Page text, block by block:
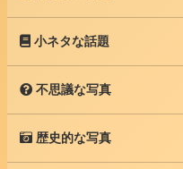
小ネタな話題
不思議な写真
歴史的な写真